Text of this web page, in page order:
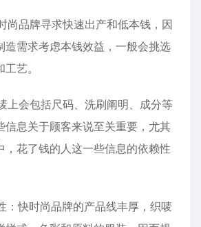
尚品牌寻求快速出产和低本钱，因
造需求考虑本钱效益，一般会挑选
艺。
上会包括尺码、洗刷阐明、成分等
信息关于顾客来说至关重要，尤其
，花了钱的人这一些信息的依赖性
：快时尚品牌的产品线丰厚，织唛